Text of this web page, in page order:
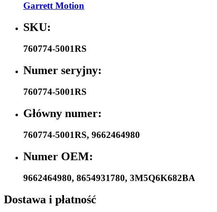
Garrett Motion
SKU:
760774-5001RS
Numer seryjny:
760774-5001RS
Główny numer:
760774-5001RS, 9662464980
Numer OEM:
9662464980, 8654931780, 3M5Q6K682BA
Dostawa i płatność